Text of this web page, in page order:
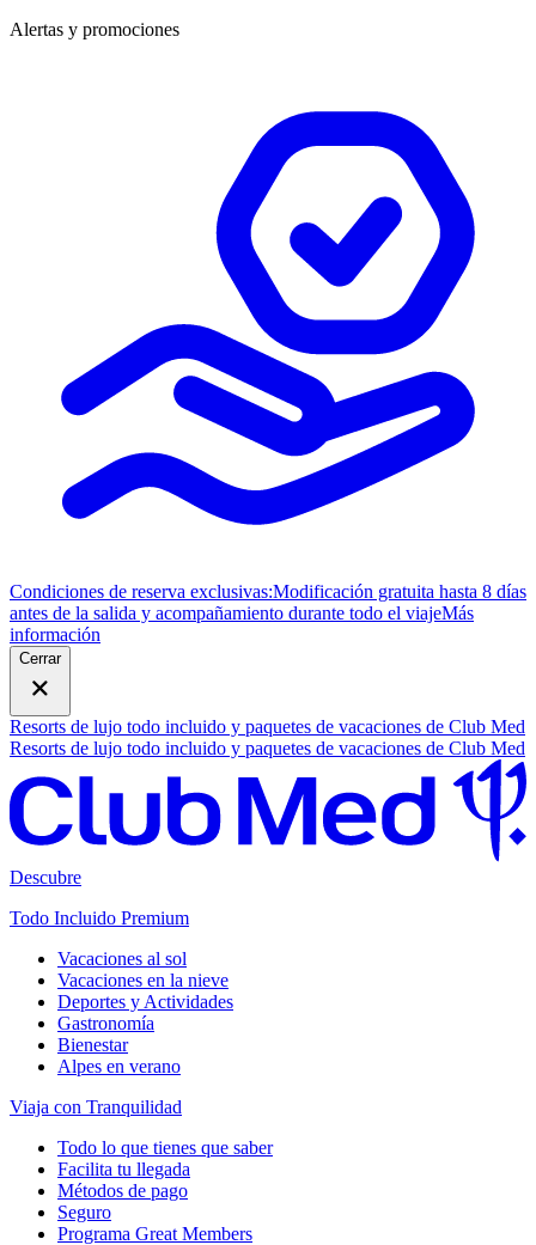
Alertas y promociones
Condiciones de reserva exclusivas:Modificación gratuita hasta 8 días
antes de la salida y acompañamiento durante todo el viajeMás
información
Cerrar
Resorts de lujo todo incluido y paquetes de vacaciones de Club Med
Resorts de lujo todo incluido y paquetes de vacaciones de Club Med
Descubre
Todo Incluido Premium
Vacaciones al sol
Vacaciones en la nieve
Deportes y Actividades
Gastronomía
Bienestar
Alpes en verano
Viaja con Tranquilidad
Todo lo que tienes que saber
Facilita tu llegada
Métodos de pago
Seguro
Programa Great Members